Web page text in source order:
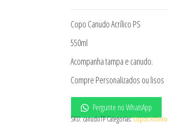
Copo Canudo Acrílico PS
550ml
Acompanha tampa e canudo.
Compre Personalizados ou lisos
Pergunte no WhatsApp
SKU:canudoTPCategorias:Copos Acrilico